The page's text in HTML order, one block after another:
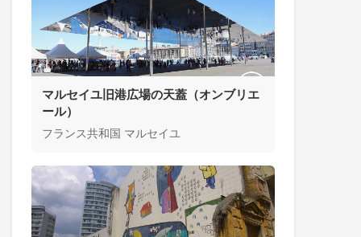
マルセイユ旧港広場の天蓋（オンブリエ
ール）
フランス共和国 マルセイユ